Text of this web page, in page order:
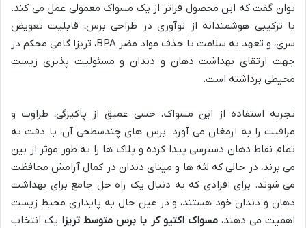
توان گفت که این محصول فراتر از یک مسواک معمولی عمل می کند.
با ترکیبی هوشمندانه از نوآوری در طراحی برس، قابلیت تعویض
سری، و تعهد به سلامت با حذف مواد مضر BPA، تریزا گامی محکم در
جهت ارتقای بهداشت دهان و دندان و مسئولیت پذیری زیست
محیطی برداشته است.
تجربه استفاده از این مسواک، حسی عمیق از پاکیزگی، طراوت و
مراقبت را به ارمغان می آورد. برس های چندسطحی آن، با دقت به
تمام نقاط دهان دسترسی پیدا کرده و پلاک ها را به طور موثر از بین
می برند، در حالی که لثه ها و مینای دندان در کمال آرامش محافظت
می شوند. برای افرادی که به دنبال یک راه حل جامع برای بهداشت
دهان و دندان خود هستند، و در عین حال به پایداری محیط زیست
اهمیت می دهند،مسواک اکتیو کر با برس متوسط تریزا یک انتخاب